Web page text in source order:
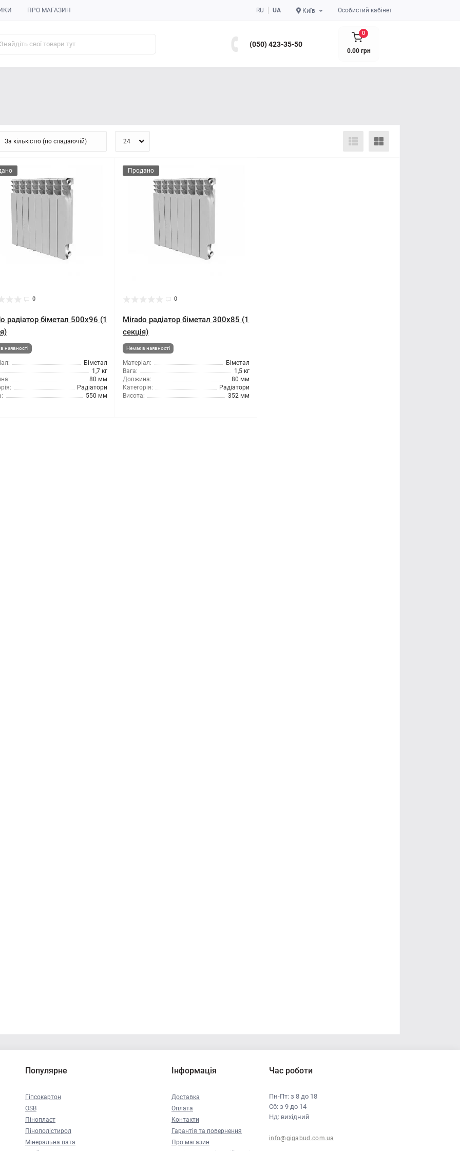
ПРО МАГАЗИН RU UA Київ Особистий кабінет
(050) 423-35-50
0
0.00 грн
0
радіатор біметал 500x96 (1
наявності
Біметал
1,7 кг
80 мм
Радіатори
550 мм
Продано
0
Mirado радіатор біметал 300x85 (1
секція)
Немає в наявності
Матеріал:
Біметал
Вага:
1,5 кг
Довжина:
80 мм
Категорія:
Радіатори
Висота:
352 мм
Популярне
Гіпсокартон
OSB
Пінопласт
Пінополістирол
Мінеральна вата
Інформація
Доставка
Оплата
Контакти
Гарантія та повернення
Про магазин
Час роботи
Пн-Пт: з 8 до 18
Сб: з 9 до 14
Нд: вихідний
info@gigabud.com.ua